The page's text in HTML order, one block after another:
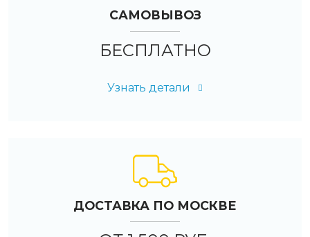
САМОВЫВОЗ
БЕСПЛАТНО
Узнать детали
ДОСТАВКА ПО МОСКВЕ